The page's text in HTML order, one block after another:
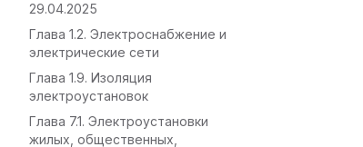
29.04.2025
Глава 1.2. Электроснабжение и
электрические сети
Глава 1.9. Изоляция
электроустановок
Глава 7.1. Электроустановки
жилых, общественных,